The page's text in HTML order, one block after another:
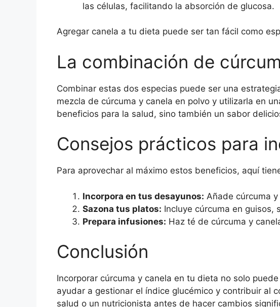
las células, facilitando la absorción de glucosa.
Agregar canela a tu dieta puede ser tan fácil como
La combinación de
Combinar estas dos especias puede ser una
mezcla de cúrcuma y canela en polvo y utilizarla en
beneficios para la salud, sino también un sabor
Consejos prácticos para
Para aprovechar al máximo estos beneficios, aquí
Incorpora en tus desayunos: Añade cúrcuma
Sazona tus platos: Incluye cúrcuma en guisos,
Prepara infusiones: Haz té de cúrcuma y
Conclusión
Incorporar cúrcuma y canela en tu dieta no solo
ayudar a gestionar el índice glucémico y contribuir al
salud o un nutricionista antes de hacer cambios